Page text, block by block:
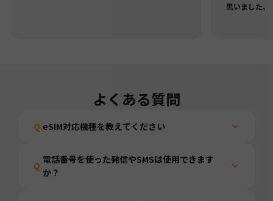
思いました。
よくある質問
Q.eSIM対応機種を教えてください
Q.
電話番号を使った発信やSMSは使用できます
か？